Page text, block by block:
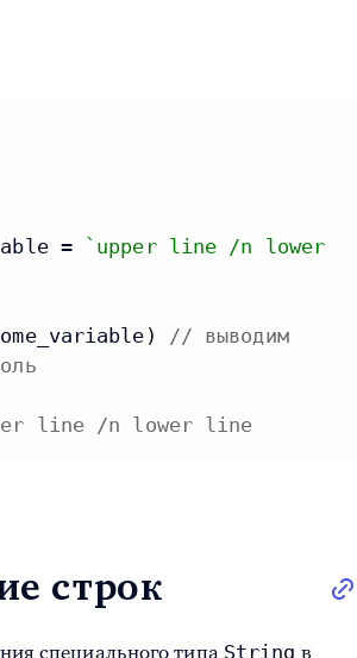
=
`upper line /n lower
// выводим
line /n lower line
строк
специального типа String в